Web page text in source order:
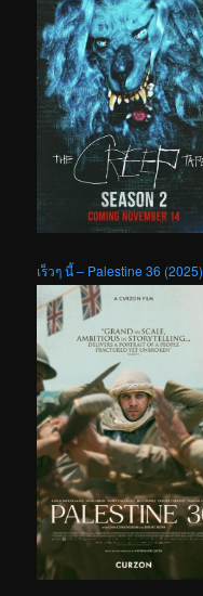
เร็วๆ นี้ – Palestine 36 (2025)